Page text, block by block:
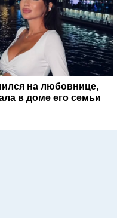
на любовнице,
в доме его семьи